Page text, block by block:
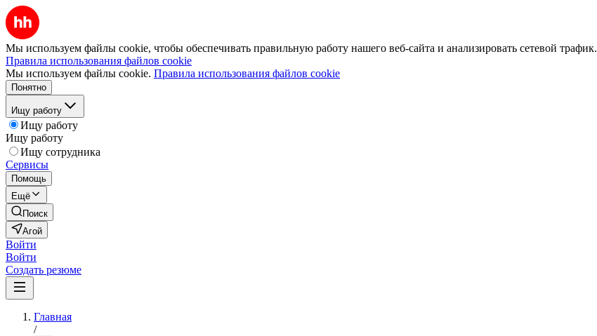
Мы используем файлы cookie, чтобы обеспечивать правильную работу нашего веб-сайта и анализировать сетевой трафик.
Правила использования файлов cookie
Мы используем файлы cookie. Правила использования файлов cookie
Понятно
Ищу работу
Ищу работу
Ищу работу
Ищу сотрудника
Сервисы
Помощь
Ещё
Поиск
Агой
Войти
Войти
Создать резюме
Главная
/